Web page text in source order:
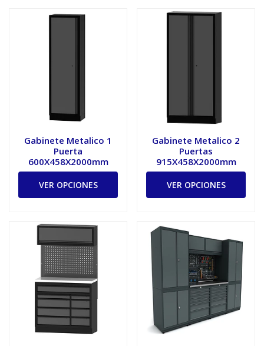
Gabinete Metalico 1
Puerta
600X458X2000mm
VER OPCIONES
Gabinete Metalico 2
Puertas
915X458X2000mm
VER OPCIONES